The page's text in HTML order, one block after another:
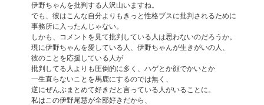
伊野ちゃんを批判する人沢山いますね。
でも、彼はこんな自分よりもきっと性格ブスに批判されるために
事務所に入ったんじゃない。
しかも、コメントを見て批判している人は思わないのだろうか。
現に伊野ちゃんを愛している人、伊野ちゃんが生きがいの人、
彼のことを応援している人が
批判してる人よりも圧倒的に多く、ハゲとか顔でかいとか
一生直らないことを馬鹿にするのでは無く、
逆にぜんぶまとめて好きだと言っている人がいることに。
私はこの伊野尾慧が全部好きだから、